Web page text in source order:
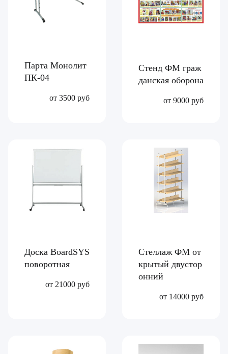
Парта Монолит
ПК-04
от 3500 руб
Стенд ФМ граж
данская оборона
от 9000 руб
Доска BoardSYS
поворотная
от 21000 руб
Стеллаж ФМ от
крытый двустор
онний
от 14000 руб